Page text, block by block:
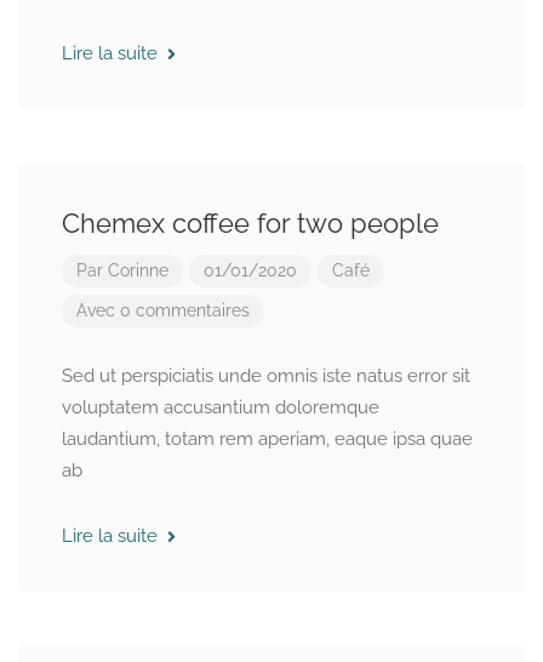
Lire la suite
Chemex coffee for two people
Par Corinne 01/01/2020 Café
Avec 0 commentaires
Sed ut perspiciatis unde omnis iste natus error sit
voluptatem accusantium doloremque
laudantium, totam rem aperiam, eaque ipsa quae
ab
Lire la suite